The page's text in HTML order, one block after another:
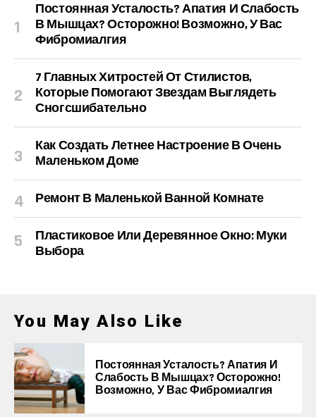
Постоянная Усталость? Апатия И Слабость
В Мышцах? Осторожно! Возможно, У Вас
Фибромиалгия
7 Главных Хитростей От Стилистов,
Которые Помогают Звездам Выглядеть
Сногсшибательно
Как Создать Летнее Настроение В Очень
Маленьком Доме
Ремонт В Маленькой Ванной Комнате
Пластиковое Или Деревянное Окно: Муки
Выбора
You May Also Like
Постоянная Усталость? Апатия И
Слабость В Мышцах? Осторожно!
Возможно, У Вас Фибромиалгия